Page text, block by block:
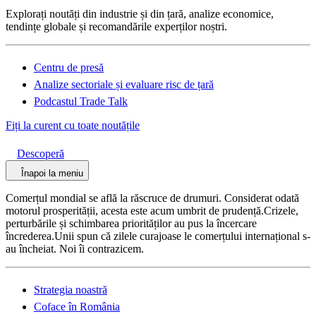
Explorați noutăți din industrie și din țară, analize economice,
tendințe globale și recomandările experților noștri.
Centru de presă
Analize sectoriale și evaluare risc de țară
Podcastul Trade Talk
Fiți la curent cu toate noutățile
Descoperă
Înapoi la meniu
Comerțul mondial se află la răscruce de drumuri. Considerat odată
motorul prosperității, acesta este acum umbrit de prudență.Crizele,
perturbările și schimbarea priorităților au pus la încercare
încrederea.Unii spun că zilele curajoase le comerțului internațional s-
au încheiat. Noi îi contrazicem.
Strategia noastră
Coface în România